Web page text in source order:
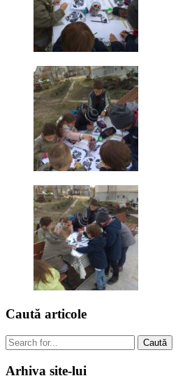
Caută articole
Caută
Arhiva site-lui